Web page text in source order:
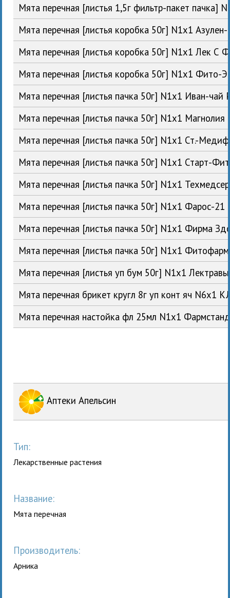
Мята перечная [листья 1,5г фильтр-пакет
Мята перечная [листья коробка 50г] N1x1
Мята перечная [листья коробка 50г] N1x1 Лек С
Мята перечная [листья коробка 50г] N1x1
Мята перечная [листья пачка 50г] N1x1 Иван-чай
Мята перечная [листья пачка 50г] N1x1
Мята перечная [листья пачка 50г] N1x1 Ст.-
Мята перечная [листья пачка 50г] N1x1 Старт-
Мята перечная [листья пачка 50г] N1x1
Мята перечная [листья пачка 50г] N1x1 Фарос-
Мята перечная [листья пачка 50г] N1x1 Фирма
Мята перечная [листья пачка 50г] N1x1
Мята перечная [листья уп бум 50г] N1x1
Мята перечная брикет кругл 8г уп конт яч N6x1
Мята перечная настойка фл 25мл N1x1
Аптеки Апельсин
Тип:
Лекарственные растения
Название:
Мята перечная
Производитель:
Арника